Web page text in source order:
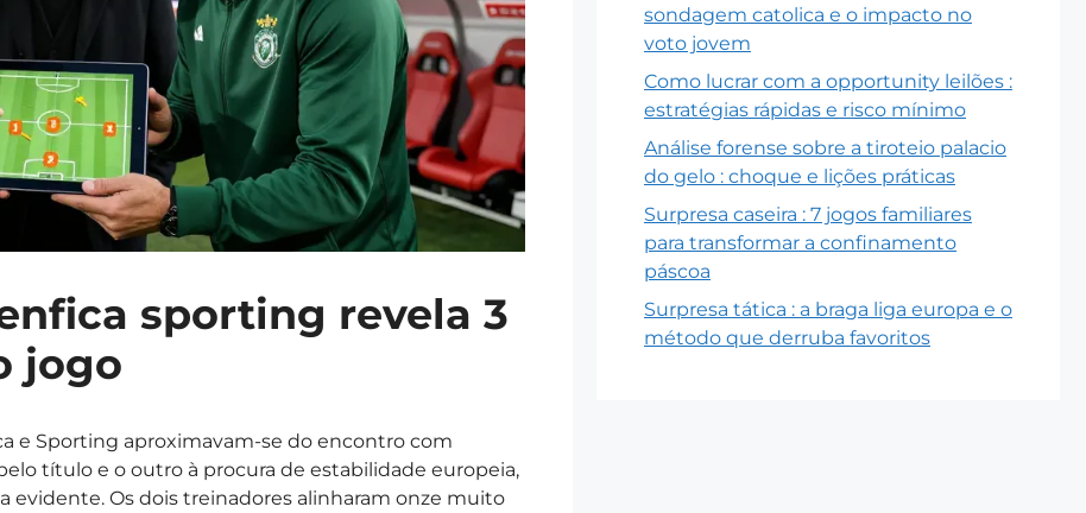
sporting revela 3
jogo
e Sporting aproximavam-se do encontro com
título e o outro à procura de estabilidade europeia,
evidente. Os dois treinadores alinharam onze muito
sondagem catolica e o impacto no
voto jovem
Como lucrar com a opportunity leilões :
estratégias rápidas e risco mínimo
Análise forense sobre a tiroteio palacio
do gelo : choque e lições práticas
Surpresa caseira : 7 jogos familiares
para transformar a confinamento
páscoa
Surpresa tática : a braga liga europa e o
método que derruba favoritos